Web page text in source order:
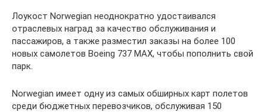
Лоукост Norwegian неоднократно удостаивался
отраслевых наград за качество обслуживания и
пассажиров, а также разместил заказы на более 100
новых самолетов Boeing 737 MAX, чтобы пополнить свой
парк.
Norwegian имеет одну из самых обширных карт полетов
среди бюджетных перевозчиков, обслуживая 150